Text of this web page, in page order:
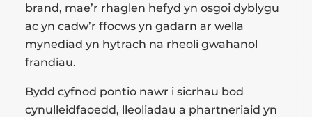
brand, mae’r rhaglen hefyd yn osgoi dyblygu
ac yn cadw’r ffocws yn gadarn ar wella
mynediad yn hytrach na rheoli gwahanol
frandiau.
Bydd cyfnod pontio nawr i sicrhau bod
cynulleidfaoedd, lleoliadau a phartneriaid yn